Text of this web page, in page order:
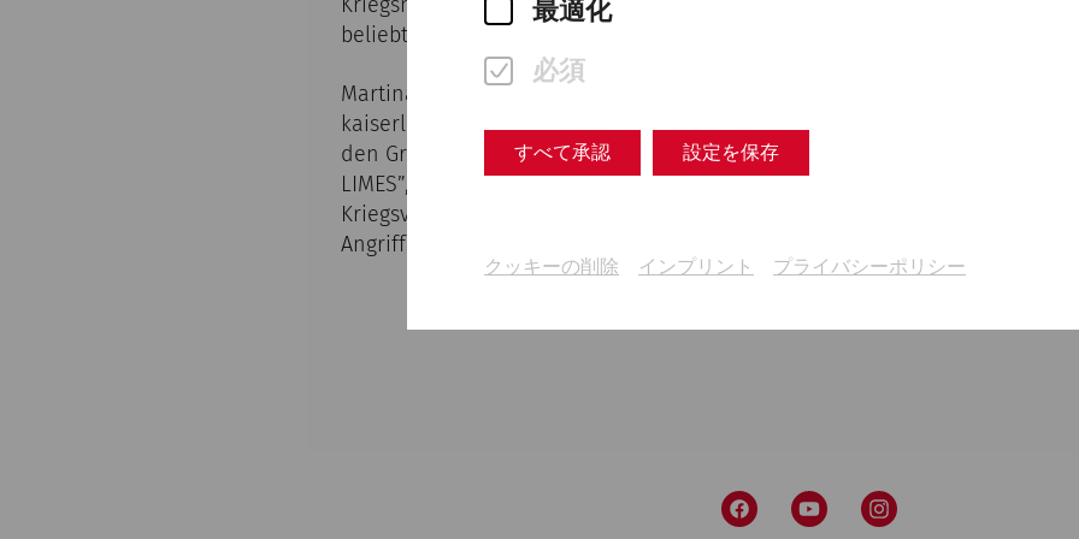
最適化
必須
すべて承認 設定を保存
クッキーの削除 インプリント プライバシーポリシー
beliebten Themen wie Kriegsverbrechen und Gewalt.
Martina Meyr und Christof Flügel beschäftigten sich seit längerer Zeit mit
kaiserlicher Bildsprache in den Nordwestprovinzen des Römischen
den Grenzregionen. Ein bereits vor einigen Jahren geplantes Themenheft
LIMES”, herausgegeben von der Deutschen Limeskommission, über Gewalt
Kriegsverbrechen der römischen Armee hat bis zu seinem Erscheinen
Angriffskrieg auf die Ukraine traurige Aktualität erfahren.